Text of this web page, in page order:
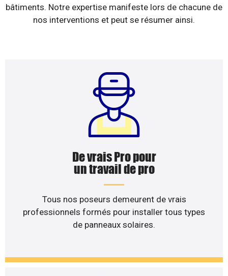
bâtiments. Notre expertise manifeste lors de chacune de
nos interventions et peut se résumer ainsi.
De vrais Pro pour
un travail de pro
Tous nos poseurs demeurent de vrais
professionnels formés pour installer tous types
de panneaux solaires.